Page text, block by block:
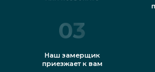
03
Наш замерщик
приезжает к вам